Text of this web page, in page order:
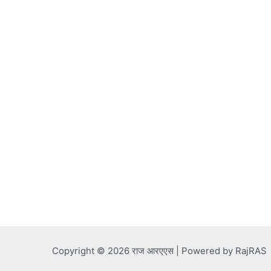
Copyright © 2026 राज आरएएस | Powered by RajRAS